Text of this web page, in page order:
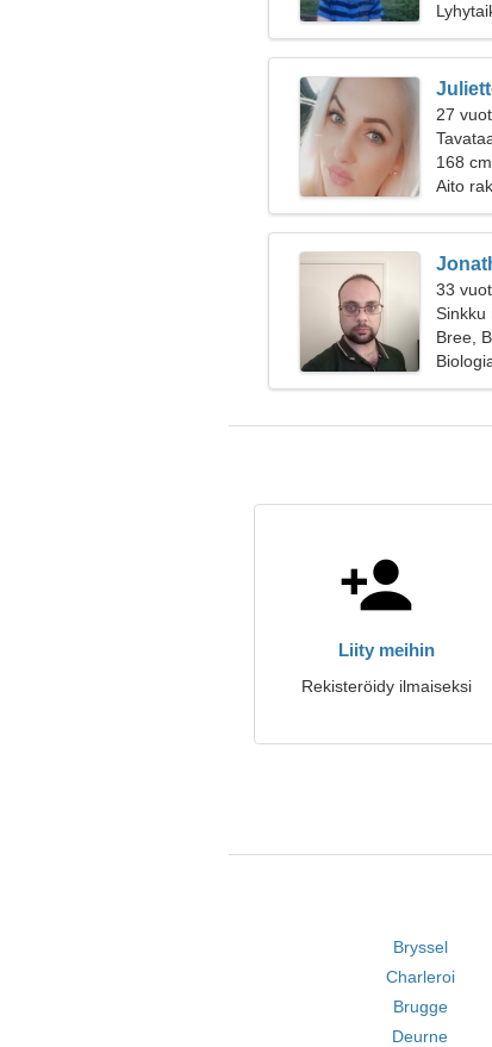
27
168
Aito
33
Sinkku
Bree,
Liity meihin
Rekisteröidy ilmaiseksi
Bryssel
Charleroi
Brugge
Deurne